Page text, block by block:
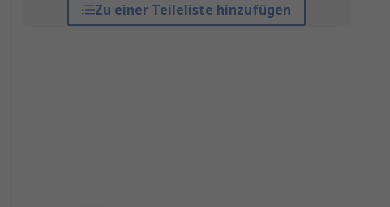
Zu einer Teileliste hinzufügen